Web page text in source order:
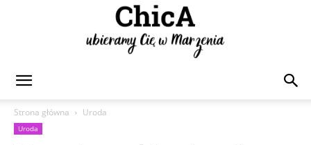
Strona główna
Uroda
Uroda